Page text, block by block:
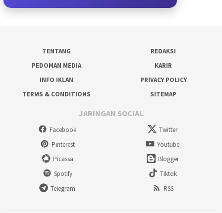
TENTANG
REDAKSI
PEDOMAN MEDIA
KARIR
INFO IKLAN
PRIVACY POLICY
TERMS & CONDITIONS
SITEMAP
JARINGAN SOCIAL
Facebook
Twitter
Pinterest
Youtube
Picassa
Blogger
Spotify
Tiktok
Telegram
RSS